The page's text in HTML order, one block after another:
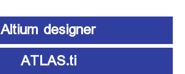
Altium designer
ATLAS.ti